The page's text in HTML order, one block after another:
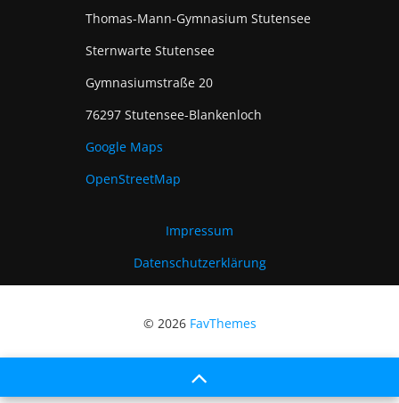
Thomas-Mann-Gymnasium Stutensee
Sternwarte Stutensee
Gymnasiumstraße 20
76297 Stutensee-Blankenloch
Google Maps
OpenStreetMap
Impressum
Datenschutzerklärung
© 2026 FavThemes